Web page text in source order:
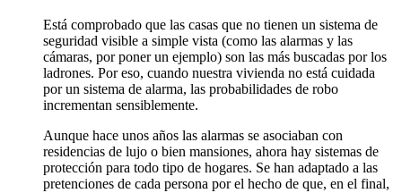
Está comprobado que las casas que no tienen un sistema de
seguridad visible a simple vista (como las alarmas y las
cámaras, por poner un ejemplo) son las más buscadas por los
ladrones. Por eso, cuando nuestra vivienda no está cuidada
por un sistema de alarma, las probabilidades de robo
incrementan sensiblemente.
Aunque hace unos años las alarmas se asociaban con
residencias de lujo o bien mansiones, ahora hay sistemas de
protección para todo tipo de hogares. Se han adaptado a las
pretenciones de cada persona por el hecho de que, en el final,